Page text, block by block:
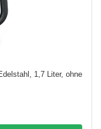
1,7 Liter, ohne